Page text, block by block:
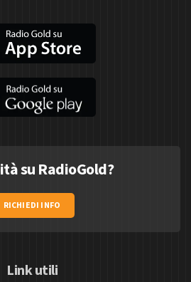
su RadioGold?
RICHIEDI INFO
Link utili